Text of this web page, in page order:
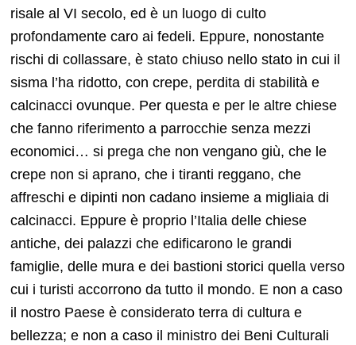
risale al VI secolo, ed è un luogo di culto
profondamente caro ai fedeli. Eppure, nonostante
rischi di collassare, è stato chiuso nello stato in cui il
sisma l’ha ridotto, con crepe, perdita di stabilità e
calcinacci ovunque. Per questa e per le altre chiese
che fanno riferimento a parrocchie senza mezzi
economici… si prega che non vengano giù, che le
crepe non si aprano, che i tiranti reggano, che
affreschi e dipinti non cadano insieme a migliaia di
calcinacci. Eppure è proprio l’Italia delle chiese
antiche, dei palazzi che edificarono le grandi
famiglie, delle mura e dei bastioni storici quella verso
cui i turisti accorrono da tutto il mondo. E non a caso
il nostro Paese è considerato terra di cultura e
bellezza; e non a caso il ministro dei Beni Culturali